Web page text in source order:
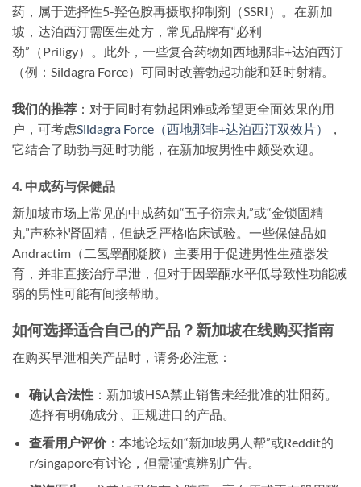
药，属于选择性5-羟色胺再摄取抑制剂（SSRI）。在新加
坡，达泊西汀需医生处方，常见品牌有“必利
劲”（Priligy）。此外，一些复合药物如西地那非+达泊西汀
（例：Sildagra Force）可同时改善勃起功能和延时射精。
我们的推荐 ：对于同时有勃起困难或希望更全面效果的用
户，可考虑Sildagra Force（西地那非+达泊西汀双效片）
，
它结合了助勃与延时功能，在新加坡男性中颇受欢迎。
4. 中成药与保健品
新加坡市场上常见的中成药如“五子衍宗丸”或“金锁固精
丸”声称补肾固精，但缺乏严格临床试验。一些保健品如
Andractim（二氢睾酮凝胶）主要用于促进男性生殖器发
育，并非直接治疗早泄，但对于因睾酮水平低导致性功能减
弱的男性可能有间接帮助。
如何选择适合自己的产品？新加坡在线购买指南
在购买早泄相关产品时，请务必注意：
确认合法性：新加坡HSA禁止销售未经批准的壮阳药。
选择有明确成分、正规进口的产品。
查看用户评价：本地论坛如“新加坡男人帮”或Reddit的
r/singapore有讨论，但需谨慎辨别广告。